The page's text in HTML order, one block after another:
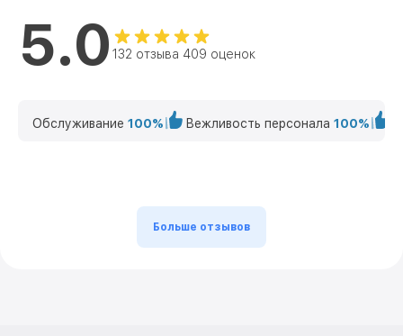
5.0 132 отзыва 409 оценок
Обслуживание 100% Вежливость персонала 100%
Больше отзывов